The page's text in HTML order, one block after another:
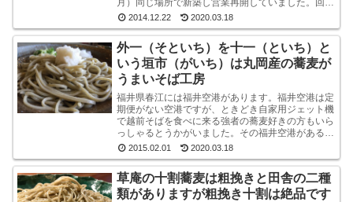
月）同じ場所で新築し営業再開していました。回り
は高層ビルばかりという都内一等地に、ビルではな
く平屋のよ...
2014.12.22 2020.03.18
外一（そといち）を十一（といち）と
いう垣市（がいち）は丸岡産の蕎麦が
うまいそば工房
福井県春江には福井空港があります。福井空港は定
期便がない空港ですが、ときどき自家用ジェット機
で越前そばを食べに来る強者の蕎麦好きの方もいら
っしゃるとうかがいました。その福井空港がある春
江には、垣市（がいち）という小さなお蕎麦屋さん
があります...
2015.02.01 2020.03.18
草庵の十割蕎麦は粗挽きと田舎の二種
類がありますが粗挽き十割は絶品です